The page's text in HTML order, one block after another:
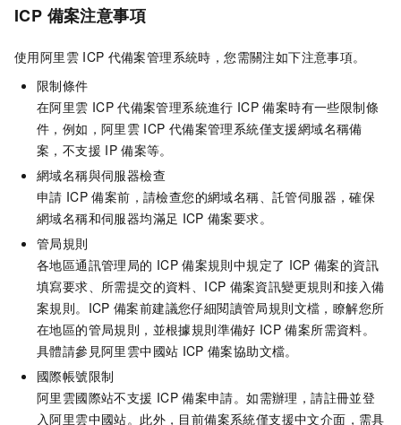
ICP 備案注意事項
使用阿里雲 ICP 代備案管理系統時，您需關注如下注意事項。
限制條件
在阿里雲 ICP 代備案管理系統進行 ICP 備案時有一些限制條
件，例如，阿里雲 ICP 代備案管理系統僅支援網域名稱備
案，不支援 IP 備案等。
網域名稱與伺服器檢查
申請 ICP 備案前，請檢查您的網域名稱、託管伺服器，確保
網域名稱和伺服器均滿足 ICP 備案要求。
管局規則
各地區通訊管理局的 ICP 備案規則中規定了 ICP 備案的資訊
填寫要求、所需提交的資料、ICP 備案資訊變更規則和接入備
案規則。ICP 備案前建議您仔細閱讀管局規則文檔，瞭解您所
在地區的管局規則，並根據規則準備好 ICP 備案所需資料。
具體請參見阿里雲中國站 ICP 備案協助文檔。
國際帳號限制
阿里雲國際站不支援 ICP 備案申請。如需辦理，請註冊並登
入阿里雲中國站。此外，目前備案系統僅支援中文介面，需具